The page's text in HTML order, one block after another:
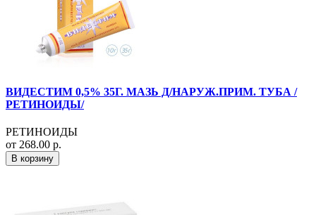
ВИДЕСТИМ 0,5% 35Г. МАЗЬ Д/НАРУЖ.ПРИМ. ТУБА /
РЕТИНОИДЫ/
РЕТИНОИДЫ
от 268.00 р.
В корзину